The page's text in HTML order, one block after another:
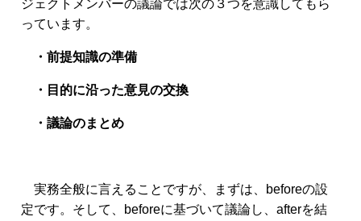
ジェクトメンバーの議論では次の３つを意識してもら
っています。
・前提知識の準備
・目的に沿った意見の交換
・議論のまとめ
実務全般に言えることですが、まずは、beforeの設
定です。そして、beforeに基づいて議論し、afterを結